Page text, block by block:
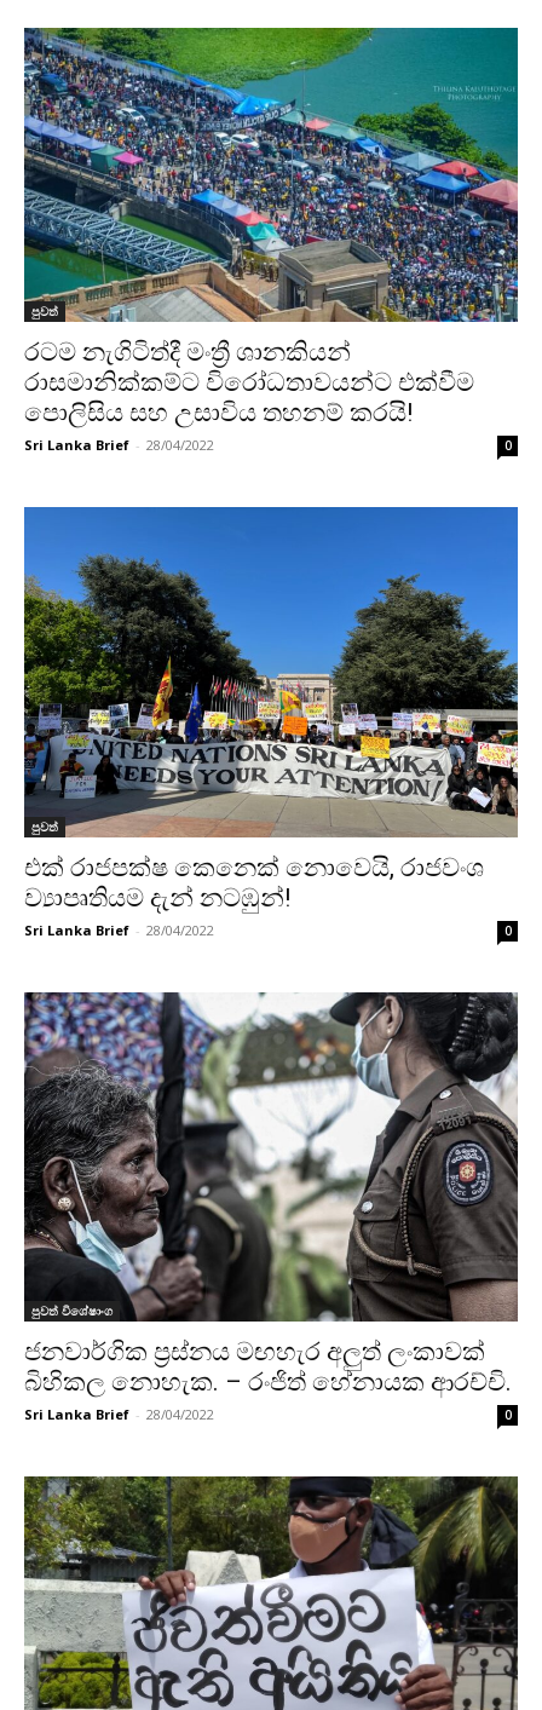
පුවත්
රටම නැගිටිත්දී මංත්‍රී ශානකියන්
රාසමානික්කම්ට විරෝධතාවයන්ට එක්වීම
පොලිසිය සහ උසාවිය තහනම් කරයි!
Sri Lanka Brief - 28/04/2022 0
පුවත්
එක් රාජපක්ෂ කෙනෙක් නොවෙයි, රාජවංශ
ව්‍යාපෘතියම දැන් නටඹුන්!
Sri Lanka Brief - 28/04/2022 0
පුවත් විශේෂාංග
ජනවාර්ගික ප්‍රස්නය මඟහැර අලුත් ලංකාවක්
බිහිකල නොහැක. – රංජිත් හේනායක ආරච්චි.
Sri Lanka Brief - 28/04/2022 0